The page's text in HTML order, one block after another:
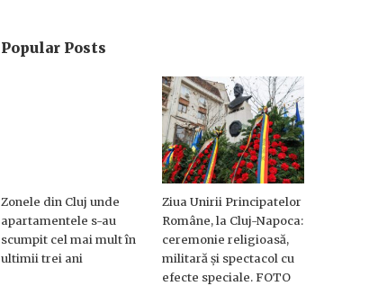
Popular Posts
Zonele din Cluj unde
apartamentele s-au
scumpit cel mai mult în
ultimii trei ani
Ziua Unirii Principatelor
Române, la Cluj-Napoca:
ceremonie religioasă,
militară și spectacol cu
efecte speciale. FOTO